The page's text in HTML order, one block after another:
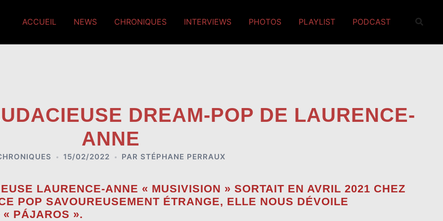
ACCUEIL NEWS CHRONIQUES INTERVIEWS PHOTOS PLAYLIST PODCAST
DREAM-POP DE LAURENCE-
ANNE
15/02/2022 PAR STÉPHANE PERRAUX
LAURENCE-ANNE « MUSIVISION » SORTAIT EN AVRIL 2021 CHEZ
POP SAVOUREUSEMENT ÉTRANGE, ELLE NOUS DÉVOILE
« PÁJAROS ».